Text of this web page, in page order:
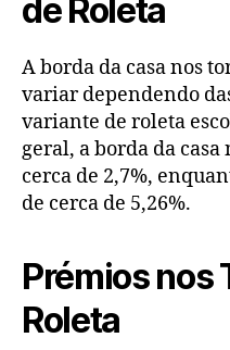
de Roleta
A borda da casa nos
variar dependendo
variante de roleta
geral, a borda da casa
cerca de 2,7%,
de cerca de 5,26%.
Prémios nos
Roleta